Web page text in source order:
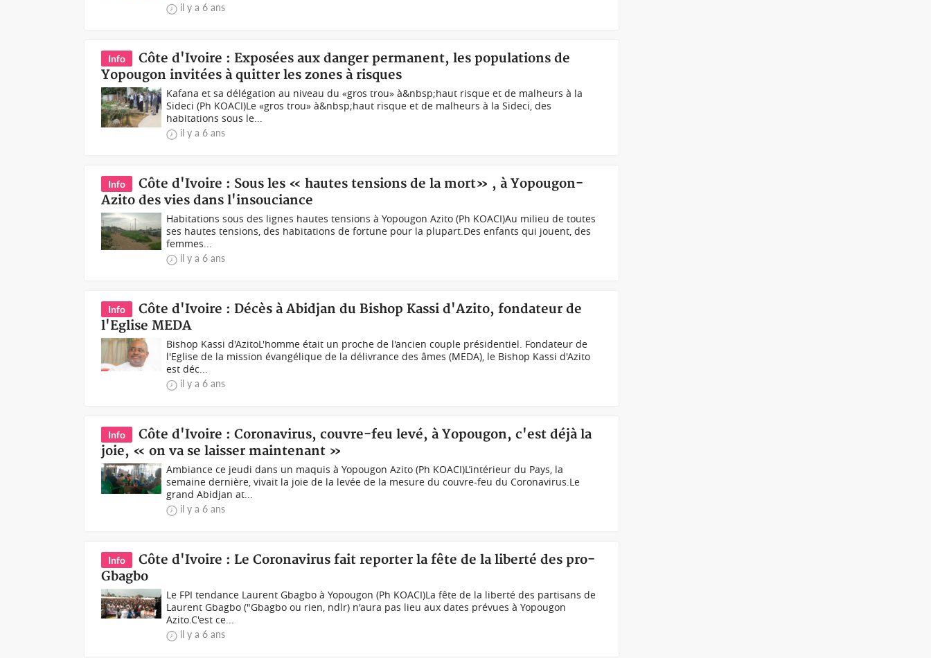
il y a 6 ans
Info
Côte d'Ivoire : Exposées aux danger permanent, les populations de
Yopougon invitées à quitter les zones à risques
Kafana et sa délégation au niveau du «gros trou» à&nbsp;haut risque et de malheurs à la
Sideci (Ph KOACI)Le «gros trou» à&nbsp;haut risque et de malheurs à la Sideci, des
habitations sous le...
il y a 6 ans
Info
Côte d'Ivoire : Sous les « hautes tensions de la mort» , à Yopougon-
Azito des vies dans l'insouciance
Habitations sous des lignes hautes tensions à Yopougon Azito (Ph KOACI)Au milieu de toutes
ses hautes tensions, des habitations de fortune pour la plupart.Des enfants qui jouent, des
femmes...
il y a 6 ans
Info
Côte d'Ivoire : Décès à Abidjan du Bishop Kassi d'Azito, fondateur de
l'Eglise MEDA
Bishop Kassi d'AzitoL'homme était un proche de l'ancien couple présidentiel. Fondateur de
l'Eglise de la mission évangélique de la délivrance des âmes (MEDA), le Bishop Kassi d'Azito
est déc...
il y a 6 ans
Info
Côte d'Ivoire : Coronavirus, couvre-feu levé, à Yopougon, c'est déjà la
joie, « on va se laisser maintenant »
Ambiance ce jeudi dans un maquis à Yopougon Azito (Ph KOACI)L’intérieur du Pays, la
semaine dernière, vivait la joie de la levée de la mesure du couvre-feu du Coronavirus.Le
grand Abidjan at...
il y a 6 ans
Info
Côte d'Ivoire : Le Coronavirus fait reporter la fête de la liberté des pro-
Gbagbo
Le FPI tendance Laurent Gbagbo à Yopougon (Ph KOACI)La fête de la liberté des partisans de
Laurent Gbagbo ("Gbagbo ou rien, ndlr) n'aura pas lieu aux dates prévues à Yopougon
Azito.C'est ce...
il y a 6 ans